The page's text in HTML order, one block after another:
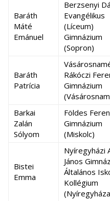
Baráth
Máté
Emánuel
Berzsenyi
Evangélikus
(Líceum)
Gimnázium
(Sopron)
Baráth
Patrícia
Rákóczi
Gimnázium
Barkai
Zalán
Sólyom
Földes
Gimnázium
(Miskolc)
Bistei
Emma
Nyíregyházi
János
Általános
Kollégium